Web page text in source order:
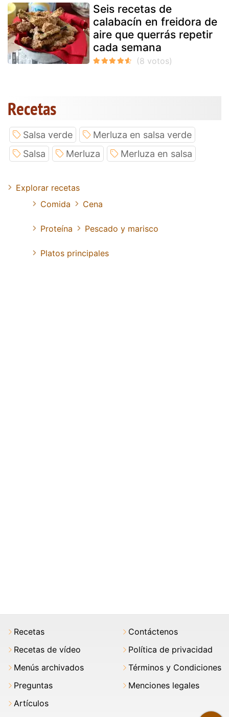
Seis recetas de
calabacín en freidora de
aire que querrás repetir
cada semana
Recetas
Salsa verde
Merluza en salsa verde
Salsa
Merluza Merluza en salsa
Explorar recetas
Comida
Cena
Proteína Pescado y marisco
Platos principales
Recetas
Recetas de vídeo
Menús archivados
Preguntas
Artículos
Contáctenos
Política de privacidad
Términos y Condiciones
Menciones legales